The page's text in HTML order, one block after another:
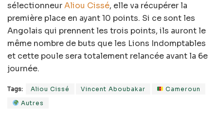
sélectionneurAliou Cissé, elle va récupérer la
première place en ayant 10 points. Si ce sont les
Angolais qui prennent les trois points, ils auront le
même nombre de buts que les Lions Indomptables
et cette poule sera totalement relancée avant la 6e
journée.
Tags: Aliou Cissé Vincent Aboubakar
Cameroun
Autres